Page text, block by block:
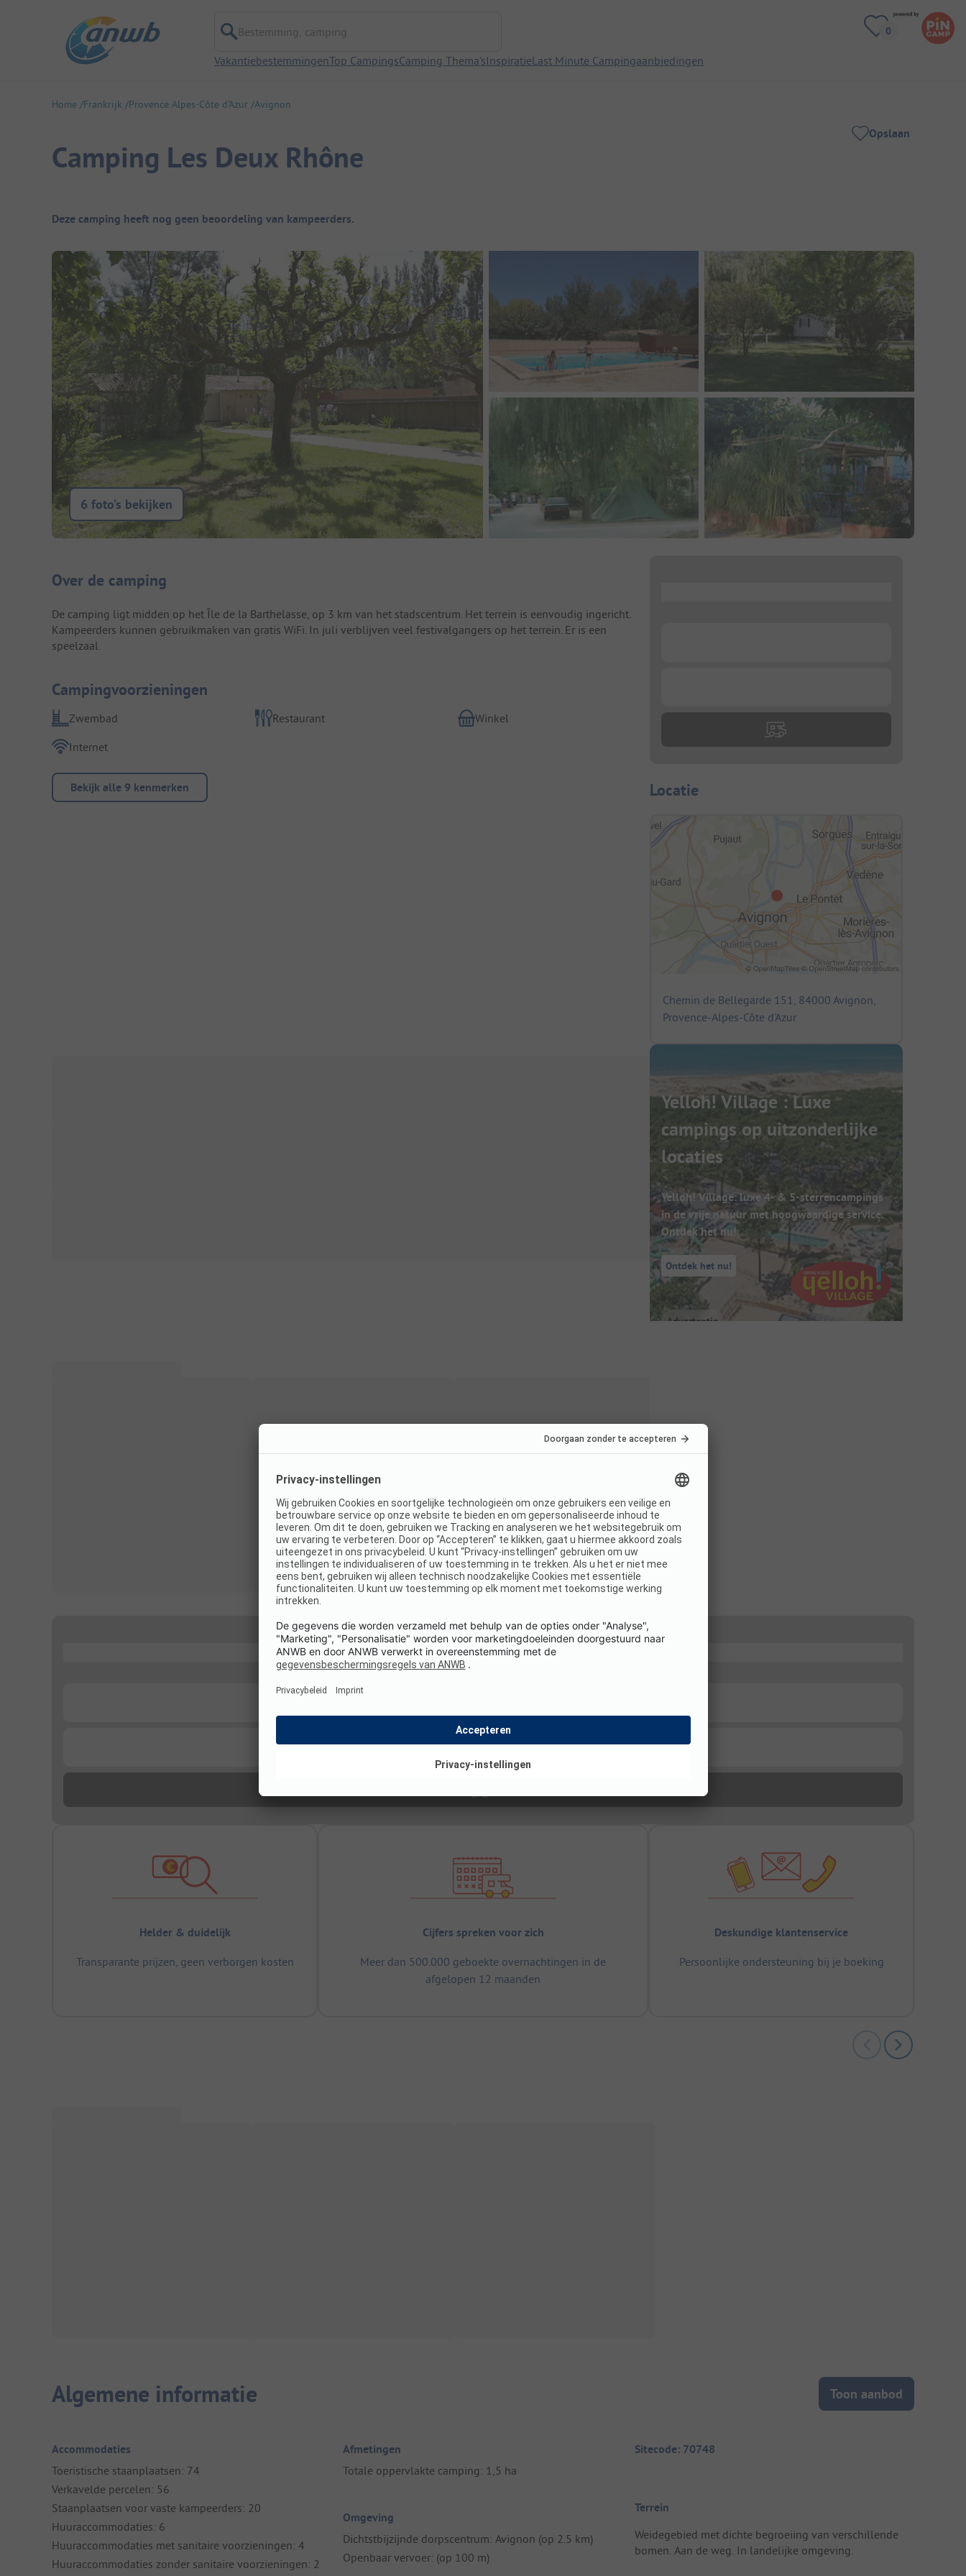
Bestemming, camping
VakantiebestemmingenTop CampingsCamping Thema'sInspiratieLast Minute Campingaanbiedingen
Home Frankrijk Provence Alpes-Côte d'Azur Avignon
Camping Les Deux Rhône
Opslaan
Camping overzicht
Deze camping heeft nog geen beoordeling van kampeerders.
6 foto’s bekijken
Camping introductie
Over de camping
De camping ligt midden op het Île de la Barthelasse, op 3 km van het stadscentrum. Het terrein is eenvoudig ingericht.
Kampeerders kunnen gebruikmaken van gratis WiFi. In juli verblijven veel festivalgangers op het terrein. Er is een
speelzaal.
Campingvoorzieningen
Zwembad Restaurant
Winkel
Internet
Bekijk alle 9 kenmerken Locatie
Chemin de Bellegarde 151, 84000 Avignon,
Provence-Alpes-Côte d'Azur
Yelloh! Village : Luxe
campings op uitzonderlijke
locaties
Yelloh! Village: luxe 4- & 5-sterrencampings
in de vrije natuur met hoogwaardige service.
Ontdek het nu!
Ontdek het nu!
Helder & duidelijk
Transparante prijzen, geen verborgen kosten
Cijfers spreken voor zich
Meer dan 500.000 geboekte overnachtingen in de
afgelopen 12 maanden
Deskundige klantenservice
Persoonlijke ondersteuning bij je boeking
Algemene informatie Toon aanbod
Accommodaties
Toeristische staanplaatsen: 74
Verkavelde percelen: 56
Staanplaatsen voor vaste kampeerders: 20
Huuraccommodaties: 6
Huuraccommodaties met sanitaire voorzieningen: 4
Huuraccommodaties zonder sanitaire voorzieningen: 2
Afmetingen
Totale oppervlakte camping: 1,5 ha
Omgeving
Dichtstbijzijnde dorpscentrum: Avignon (op 2.5 km)
Openbaar vervoer: (op 100 m)
Sitecode: 70748
Terrein
Weidegebied met dichte begroeiing van verschillende
bomen. Aan de weg. In landelijke omgeving.